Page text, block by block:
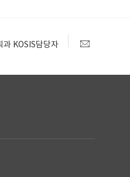
과 KOSIS담당자